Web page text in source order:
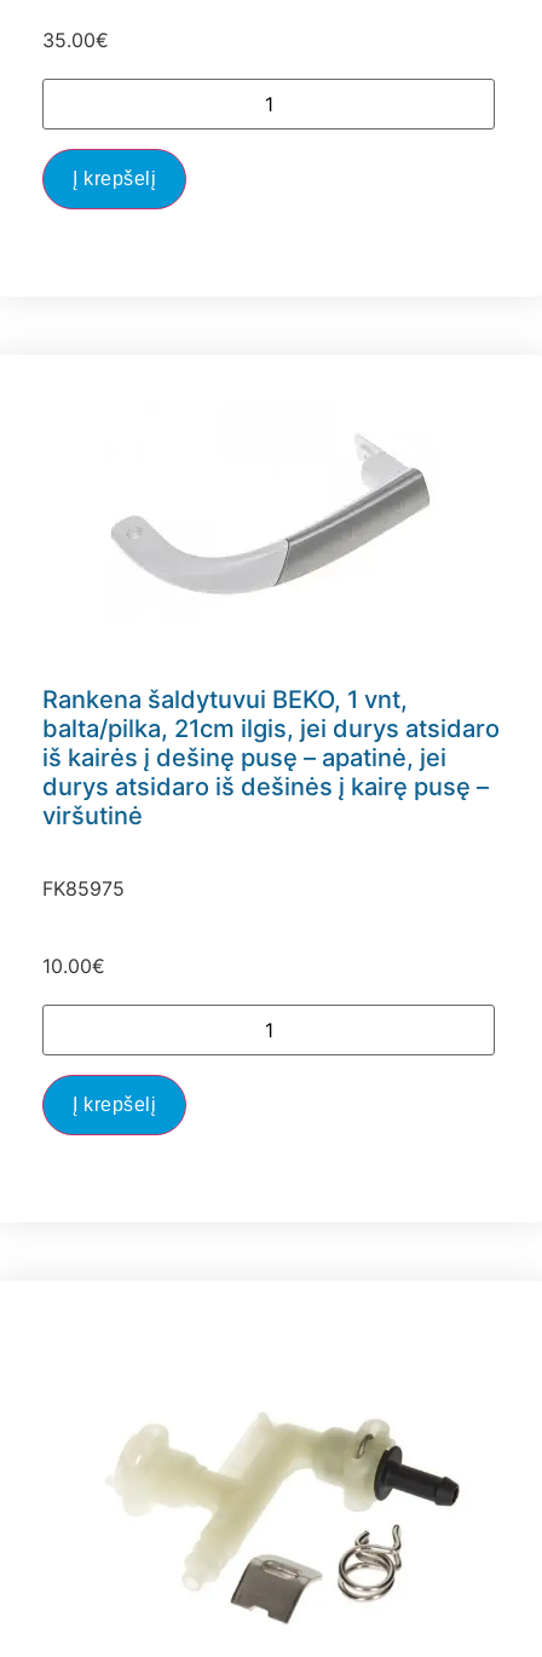
35.00€
Į krepšelį
Rankena šaldytuvui BEKO, 1 vnt,
balta/pilka, 21cm ilgis, jei durys atsidaro
iš kairės į dešinę pusę – apatinė, jei
durys atsidaro iš dešinės į kairę pusę –
viršutinė
FK85975
10.00€
Į krepšelį